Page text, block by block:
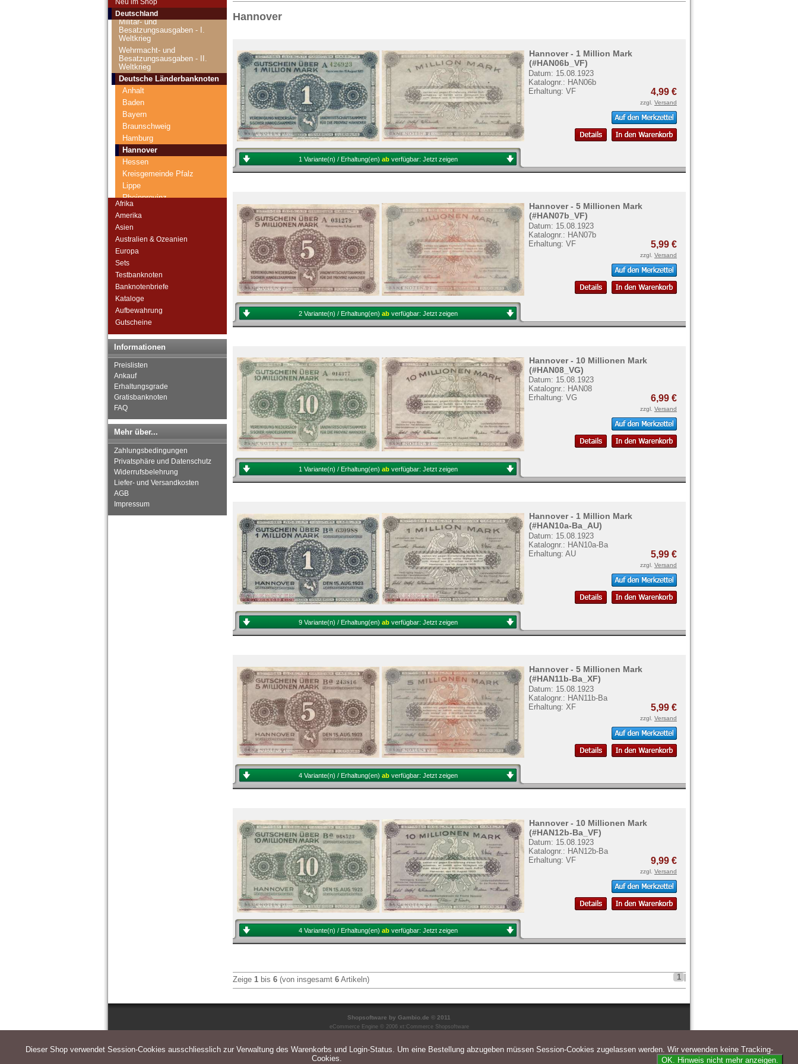
Siehier.
Deutschland
DDR (1948 -1989)
Militär- und
Besatzungsausgaben - I.
Weltkrieg
Wehrmacht- und
Besatzungsausgaben - II.
Weltkrieg
Deutsche Länderbanknoten
Anhalt
Baden
Bayern
Braunschweig
Hamburg
Hannover
Hessen
Kreisgemeinde Pfalz
Lippe
Rheinprovinz
Deutsche Kolonien
(1933-1934)
Reichsbahn und Reichspost
Alt-Deutschland
Besonderheiten
Kriegsgefangenenlager
Deutsches Städtenotgeld
Afrika
Amerika
Asien
Australien & Ozeanien
Europa
Sets
Testbanknoten
Banknotenbriefe
Kataloge
Aufbewahrung
Gutscheine
Informationen
Preislisten
Ankauf
Erhaltungsgrade
Gratisbanknoten
FAQ
Mehr über...
Zahlungsbedingungen
Privatsphäre und Datenschutz
Widerrufsbelehrung
Liefer- und Versandkosten
AGB
Impressum
Hannover
Hannover - 1 Million Mark
(#HAN06b_VF)
Datum: 15.08.1923
Katalognr.: HAN06b
Erhaltung: VF
4,99 €
zzgl. Versand
1 Variante(n) / Erhaltung(en) ab verfügbar: Jetzt zeigen
Hannover - 5 Millionen Mark
(#HAN07b_VF)
Datum: 15.08.1923
Katalognr.: HAN07b
Erhaltung: VF
5,99 €
zzgl. Versand
2 Variante(n) / Erhaltung(en) ab verfügbar: Jetzt zeigen
Hannover - 10 Millionen Mark
(#HAN08_VG)
Datum: 15.08.1923
Katalognr.: HAN08
Erhaltung: VG
6,99 €
zzgl. Versand
1 Variante(n) / Erhaltung(en) ab verfügbar: Jetzt zeigen
Hannover - 1 Million Mark
(#HAN10a-Ba_AU)
Datum: 15.08.1923
Katalognr.: HAN10a-Ba
Erhaltung: AU
5,99 €
zzgl. Versand
9 Variante(n) / Erhaltung(en) ab verfügbar: Jetzt zeigen
Hannover - 5 Millionen Mark
(#HAN11b-Ba_XF)
Datum: 15.08.1923
Katalognr.: HAN11b-Ba
Erhaltung: XF
5,99 €
zzgl. Versand
4 Variante(n) / Erhaltung(en) ab verfügbar: Jetzt zeigen
Hannover - 10 Millionen Mark
(#HAN12b-Ba_VF)
Datum: 15.08.1923
Katalognr.: HAN12b-Ba
Erhaltung: VF
9,99 €
zzgl. Versand
4 Variante(n) / Erhaltung(en) ab verfügbar: Jetzt zeigen
Zeige 1 bis 6 (von insgesamt 6 Artikeln) 1
Shopsoftware by Gambio.de © 2011
eCommerce Engine © 2006 xt:Commerce Shopsoftware
Dieser Shop verwendet Session-Cookies ausschliesslich zur Verwaltung des Warenkorbs und Login-Status. Um eine Bestellung abzugeben müssen Session-Cookies zugelassen werden. Wir verwenden keine Tracking-
Cookies.
OK. Hinweis nicht mehr anzeigen.